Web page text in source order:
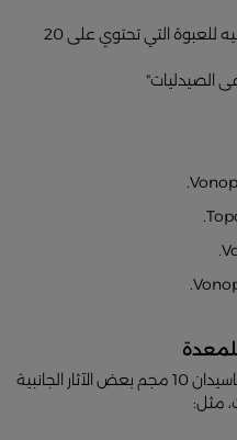
سعر vonacidan 10mg، فيبلغ 64 جنيه للعبوة التي تحتوي على 20
الصيدليات"
للمعدة
قد يسبب دواء vonacidan 20 أو فوناسيدان 10 مجم بعض الآثار الجانبية
مثل: